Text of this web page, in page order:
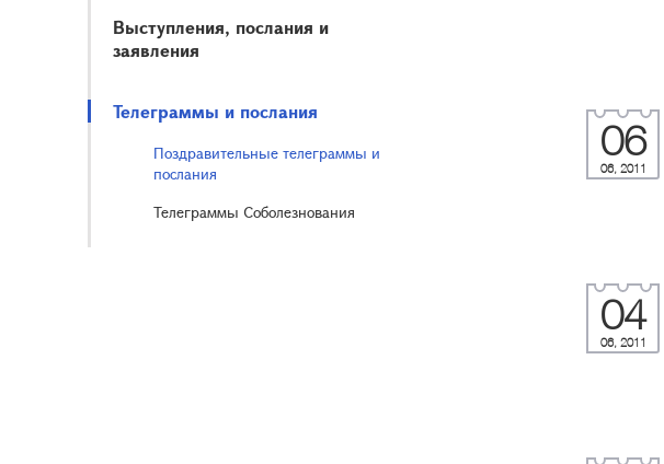
Выступления, послания и
заявления
Телеграммы и послания
Поздравительные телеграммы и
послания
Телеграммы Соболезнования
06
06, 2011
04
06, 2011